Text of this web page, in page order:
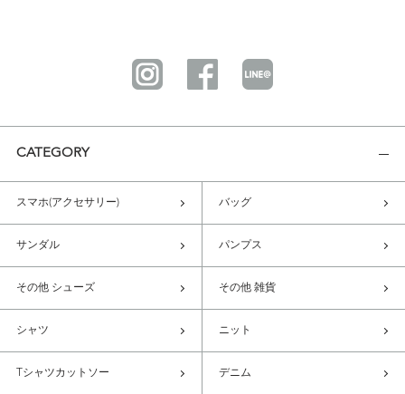
CATEGORY
スマホ(アクセサリー) バッグ
サンダル パンプス
その他 シューズ その他 雑貨
シャツ ニット
Tシャツカットソー デニム